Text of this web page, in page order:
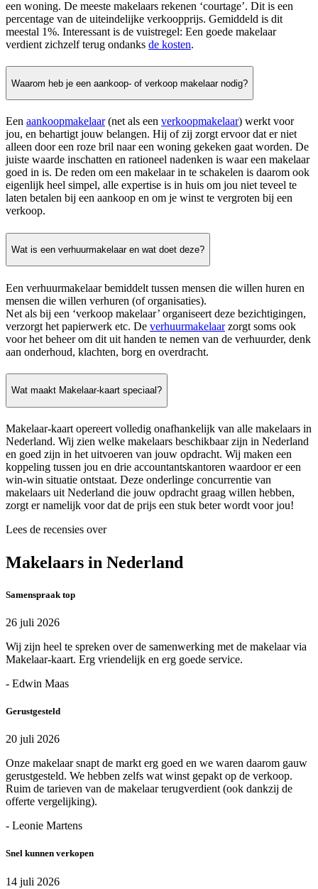
een woning. De meeste makelaars rekenen ‘courtage’. Dit is een
percentage van de uiteindelijke verkoopprijs. Gemiddeld is dit
meestal 1%. Interessant is de vuistregel: Een goede makelaar
verdient zichzelf terug ondanks de kosten.
Waarom heb je een aankoop- of verkoop makelaar nodig?
Een aankoopmakelaar(net als een verkoopmakelaar) werkt voor
jou, en behartigt jouw belangen. Hij of zij zorgt ervoor dat er niet
alleen door een roze bril naar een woning gekeken gaat worden. De
juiste waarde inschatten en rationeel nadenken is waar een makelaar
goed in is. De reden om een makelaar in te schakelen is daarom ook
eigenlijk heel simpel, alle expertise is in huis om jou niet teveel te
laten betalen bij een aankoop en om je winst te vergroten bij een
verkoop.
Wat is een verhuurmakelaar en wat doet deze?
Een verhuurmakelaar bemiddelt tussen mensen die willen huren en
mensen die willen verhuren (of organisaties).
Net als bij een ‘verkoop makelaar’ organiseert deze bezichtigingen,
verzorgt het papierwerk etc. De verhuurmakelaarzorgt soms ook
voor het beheer om dit uit handen te nemen van de verhuurder, denk
aan onderhoud, klachten, borg en overdracht.
Wat maakt Makelaar-kaart speciaal?
Makelaar-kaart opereert volledig onafhankelijk van alle makelaars in
Nederland. Wij zien welke makelaars beschikbaar zijn in Nederland
en goed zijn in het uitvoeren van jouw opdracht. Wij maken een
koppeling tussen jou en drie accountantskantoren waardoor er een
win-win situatie ontstaat. Deze onderlinge concurrentie van
makelaars uit Nederland die jouw opdracht graag willen hebben,
zorgt er namelijk voor dat de prijs een stuk beter wordt voor jou!
Lees de recensies over
Makelaars in Nederland
Samenspraak top
26 juli 2026
Wij zijn heel te spreken over de samenwerking met de makelaar via
Makelaar-kaart. Erg vriendelijk en erg goede service.
- Edwin Maas
Gerustgesteld
20 juli 2026
Onze makelaar snapt de markt erg goed en we waren daarom gauw
gerustgesteld. We hebben zelfs wat winst gepakt op de verkoop.
Ruim de tarieven van de makelaar terugverdient (ook dankzij de
offerte vergelijking).
- Leonie Martens
Snel kunnen verkopen
14 juli 2026